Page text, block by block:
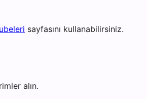
sayfasını kullanabilirsiniz.
alın.